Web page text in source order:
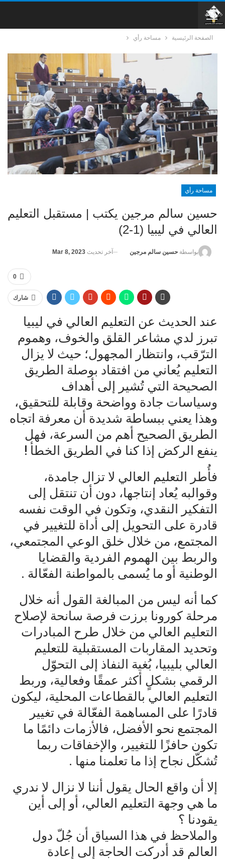
الصفحة الرئيسية مساحة رأي
مساحة رأي
حسين سالم مرجين يكتب | مستقبل التعليم
العالي في ليبيا (1-2)
بواسطة حسين سالم مرجين آخر تحديث Mar 8, 2023
0
شارك
عند الحديث عن التعليم العالي في ليبيا
تبرز لدي مشاعر القلق والخوف، وهموم
الترّقب، وانتظار المجهول؛ حيث لا يزال
التعليم يُعاني من افتقاد بوصلة الطريق
الصحيحة التي تُشير إلى أهداف
وسياسات جادة وواضحة وقابلة للتحقيق،
وهذا يعني ببساطة شديدة أن معرفة اتجاه
الطريق الصحيح أهم من السرعة، فهل
ينفع الركض إذا كنا في الطريق الخطأ !
فأُطر التعليم العالي لا تزال جامدة،
وقوالبه يُعاد إنتاجها، دون أن تنتقل إلى
التفكير النقدي، وتكون في الوقت نفسه
قادرة على التحويل إلى أداة للتغيير في
المجتمع، من خلال خلق الوعي المجتمعي،
والربط بين الهموم الفردية والقضايا
الوطنية أو ما يُسمى بالمواطنة الفعّالة .
كما أنه ليس من المبالغة القول أنه خلال
مرحلة كورونا برزت فرصة سانحة لإصلاح
التعليم العالي من خلال طرح المبادرات
وتحديد المقاربات المستقبلية للتعليم
العالي بليبيا، بُغية النفاذ إلى التحوّل
الرقمي بشكلٍ أكثر عمقًا وفعالية، وربط
التعليم العالي بالقطاعات المحلية، ليكون
قادرًا على المساهمة الفعّالة في تغيير
المجتمع نحو الأفضل، فالأزمات دائمًا ما
تكون حافزًا للتغيير، والإخفاقات ربما
تُشكّل نجاح إذا ما تعلمنا منها .
إلا أن واقع الحال يقول أننا لا نزال لا ندري
ما هي وجهة التعليم العالي، أو إلى أين
يقودنا ؟
والملاحظ في هذا السياق أن جُلّ دول
العالم قد أدركت الحاجة إلى إعادة